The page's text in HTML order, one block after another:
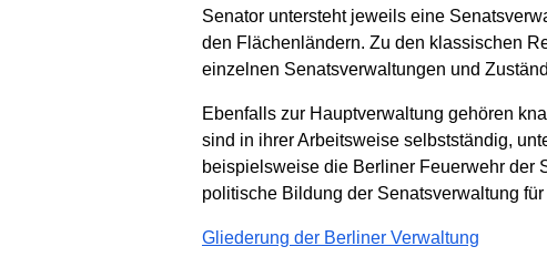
Senator untersteht jeweils eine
den Flächenländern. Zu den klassischen
einzelnen Senatsverwaltungen und
Ebenfalls zur Hauptverwaltung gehören
sind in ihrer Arbeitsweise selbstständig,
beispielsweise die Berliner Feuerwehr der
politische Bildung der Senatsverwaltung
Gliederung der Berliner Verwaltung